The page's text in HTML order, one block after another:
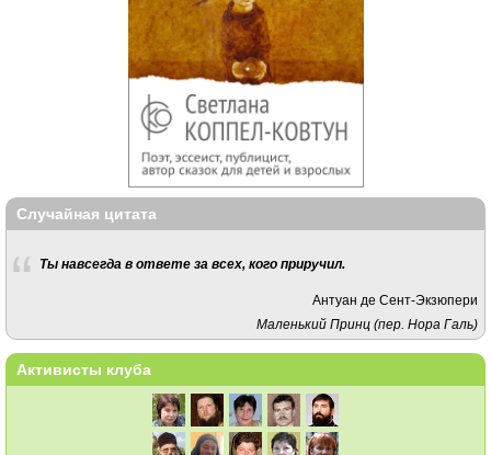
Случайная цитата
Ты на­все­гда в от­ве­те за всех, кого при­ру­чил.
Антуан де Сент-Экзюпери
Маленький Принц (пер. Нора Галь)
Активисты клуба